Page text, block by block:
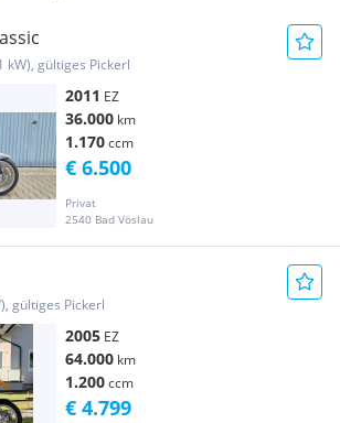
kW), gültiges Pickerl
2011 EZ
36.000 km
1.170ccm
Privat
2540 Bad Vöslau
€ 6.500
gültiges Pickerl
2005 EZ
64.000 km
1.200ccm
€ 4.799